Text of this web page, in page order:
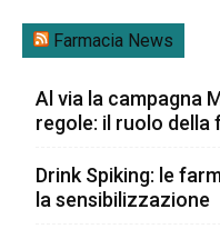
Farmacia News
Al via la campagna
regole: il ruolo della
Drink Spiking: le
la sensibilizzazione